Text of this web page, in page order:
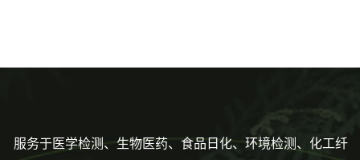
服务于医学检测、生物医药、食品日化、环境检测、化工纤